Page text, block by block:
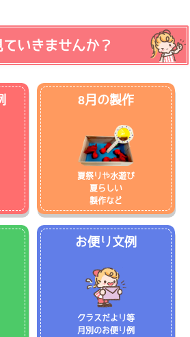
いきませんか？
8月の製作
夏祭りや水遊び
夏らしい
製作など
お便り文例
クラスだより等
月別のお便り例